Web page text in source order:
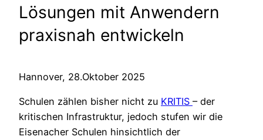
Lösungen mit Anwendern
praxisnah entwickeln
Hannover, 28.Oktober 2025
Schulen zählen bisher nicht zu KRITIS – der
kritischen Infrastruktur, jedoch stufen wir die
Eisenacher Schulen hinsichtlich der